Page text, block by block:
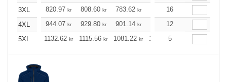
3XL
820.97 kr 808.60 kr 783.62 kr 746.38kr
16
4XL
944.07 kr 929.80 kr 901.14 kr 858.22kr
12
5XL
1132.62 kr 1115.56 kr 1081.22 kr 1029.70
5